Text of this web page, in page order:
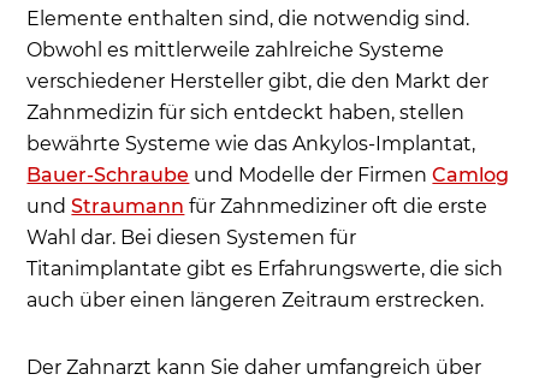
Elemente enthalten sind, die notwendig sind.
Obwohl es mittlerweile zahlreiche Systeme
verschiedener Hersteller gibt, die den Markt der
Zahnmedizin für sich entdeckt haben, stellen
bewährte Systeme wie das Ankylos-Implantat,
Bauer-Schraube und Modelle der FirmenCamlog
undStraumann für Zahnmediziner oft die erste
Wahl dar. Bei diesen Systemen für
Titanimplantate gibt es Erfahrungswerte, die sich
auch über einen längeren Zeitraum erstrecken.
Der Zahnarzt kann Sie daher umfangreich über